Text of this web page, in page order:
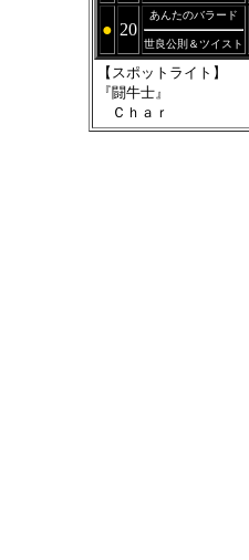
● 20
あんたのバラード
世良公則＆ツイスト
【スポットライト】
『闘牛士』
Ｃｈａｒ